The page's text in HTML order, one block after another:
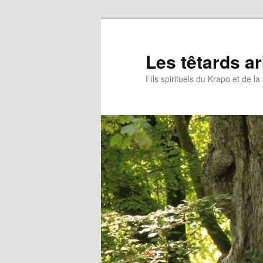
Les têtards
Fils spirituels du Krapo et de